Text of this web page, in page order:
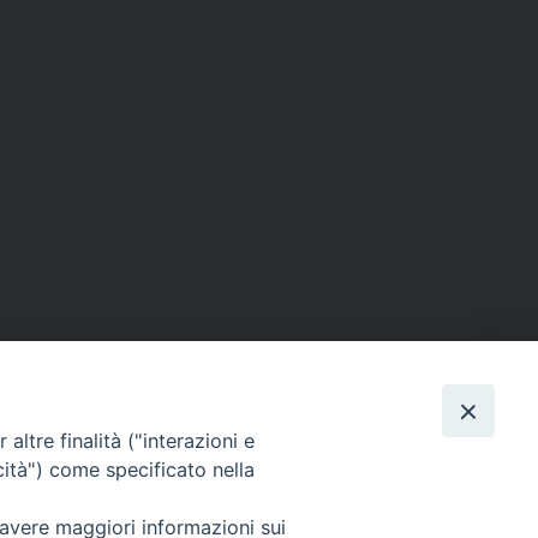
SEGUICI SU
altre finalità ("interazioni e
come specificato nella
maggiori informazioni sui